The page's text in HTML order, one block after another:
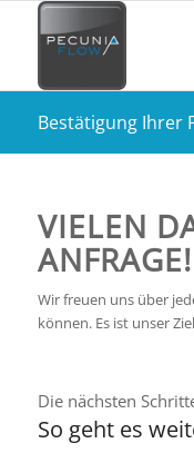
Bestätigung Ihrer
VIELEN
ANFRAGE!
Wir freuen uns über
können. Es ist unser
Die nächsten
So geht es